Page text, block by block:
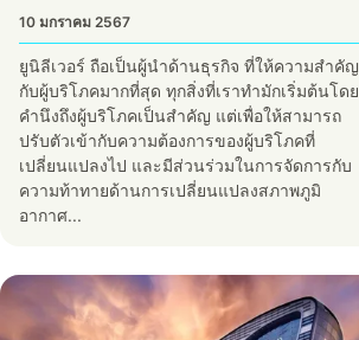
10 มกราคม 2567
ยูนิลีเวอร์ ถือเป็นผู้นำด้านธุรกิจ ที่ให้ความสำคัญ
กับผู้บริโภคมากที่สุด ทุกสิ่งที่เราทำมักเริ่มต้นโดย
คำนึงถึงผู้บริโภคเป็นสำคัญ แต่เพื่อให้สามารถ
ปรับตัวเข้ากับความต้องการของผู้บริโภคที่
เปลี่ยนแปลงไป และมีส่วนร่วมในการจัดการกับ
ความท้าทายด้านการเปลี่ยนแปลงสภาพภูมิ
อากาศ...